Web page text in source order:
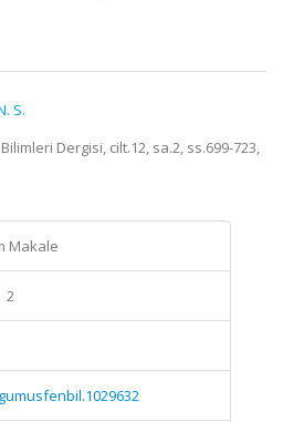
S.
Dergisi, cilt.12, sa.2, ss.699-723,
Makale
2